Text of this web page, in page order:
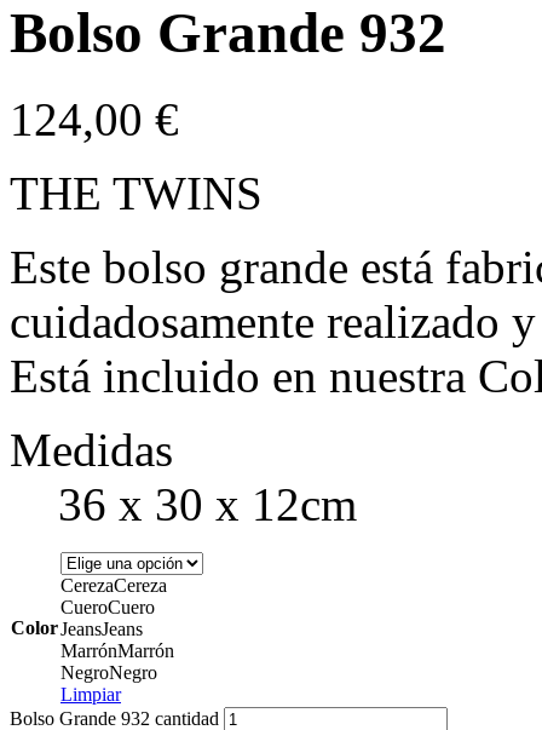
Bolso Grande 932
124,00 €
THE TWINS
Este bolso grande está
cuidadosamente realizado
Está incluido en nuestra
Medidas
36 x 30 x 12cm
Color
CerezaCereza
CueroCuero
JeansJeans
MarrónMarrón
NegroNegro
Limpiar
Bolso Grande 932 cantidad